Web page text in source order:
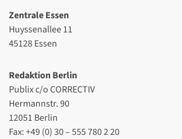
Zentrale Essen
Huyssenallee 11
45128 Essen
Redaktion Berlin
Publix c/o CORRECTIV
Hermannstr. 90
12051 Berlin
Fax: +49 (0) 30 – 555 780 2 20